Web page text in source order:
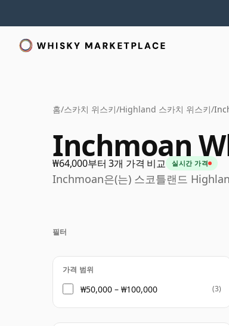
홈/스카치 위스키/Highland 스카치 위스키/
Inchmoan
₩64,000부터 3개 가격 비교 실시간 가격
Inchmoan은(는) 스코틀랜드
필터
가격 범위
₩50,000 – ₩100,000 (3)